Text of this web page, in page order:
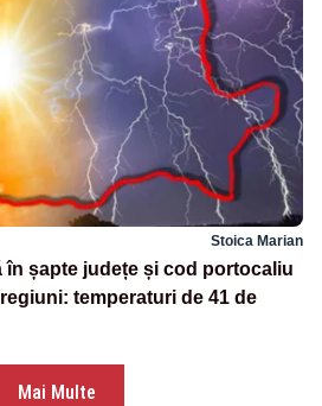
Stoica Marian
șapte județe și cod portocaliu
temperaturi de 41 de
Mai Multe